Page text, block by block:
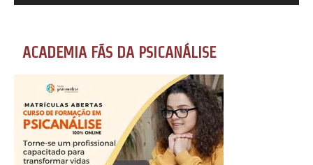
ACADEMIA FÃS DA PSICANÁLISE